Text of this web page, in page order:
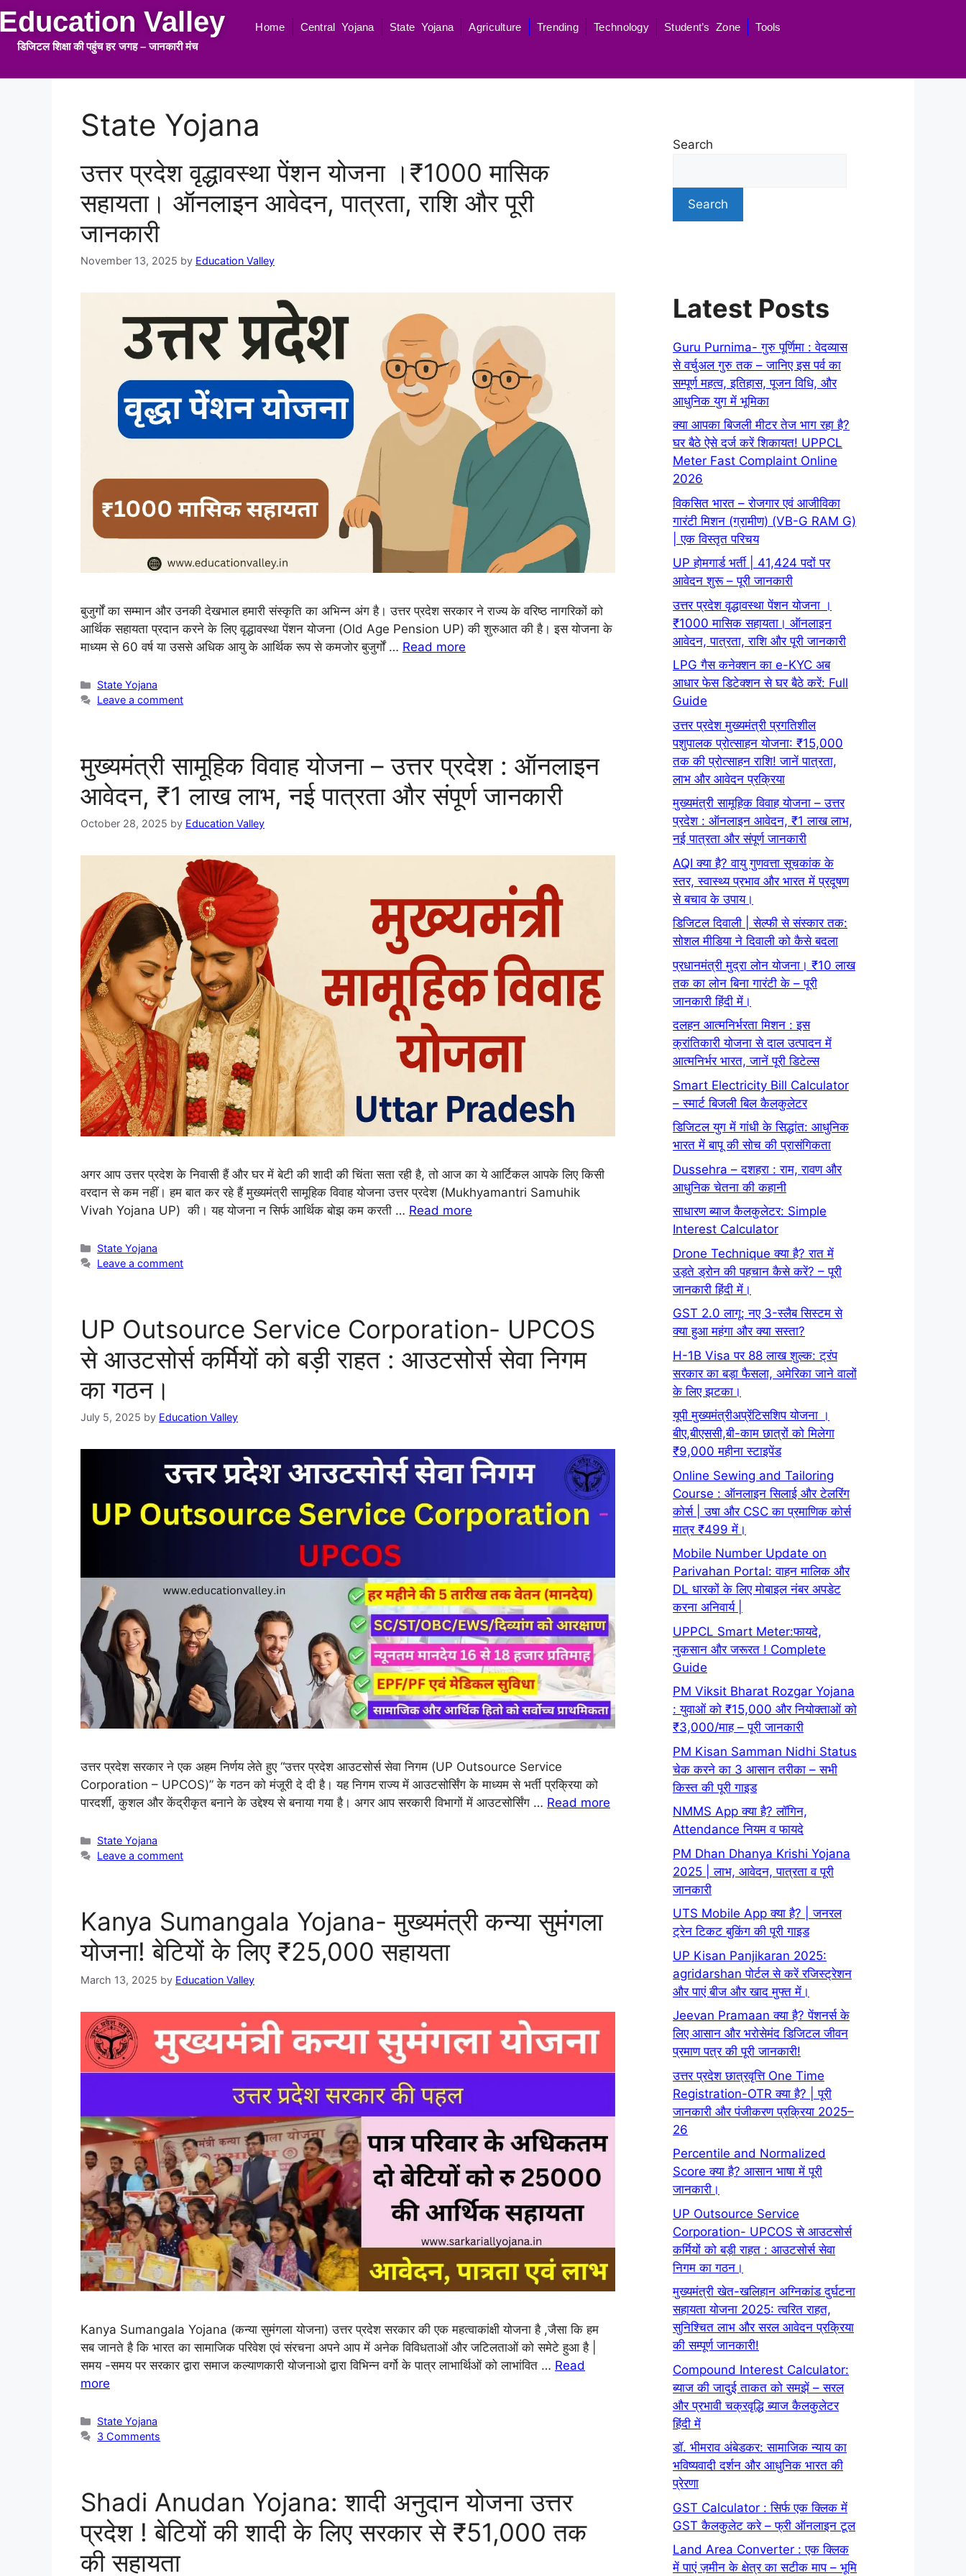
Valley
डिजिटल शिक्षा की पहुंच हर जगह–जानकारी मंच
Home Central Yojana State Yojana Agriculture Trending Technology Student’s Zone Tools
State Yojana
उत्तर प्रदेश वृद्धावस्था पेंशन योजना ।₹1000 मासिक
सहायता। ऑनलाइन आवेदन, पात्रता, राशि और पूरी
जानकारी
November 13, 2025 by Education Valley
बुजुर्गों का सम्मान और उनकी देखभाल हमारी संस्कृति का अभिन्न अंग है। उत्तर प्रदेश सरकार ने राज्य के वरिष्ठ नागरिकों को
आर्थिक सहायता प्रदान करने के लिए वृद्धावस्था पेंशन योजना (Old Age Pension UP) की शुरुआत की है। इस योजना के
माध्यम से 60 वर्ष या उससे अधिक आयु के आर्थिक रूप से कमजोर बुजुर्गों … Read more
State Yojana
Leave a comment
मुख्यमंत्री सामूहिक विवाह योजना – उत्तर प्रदेश : ऑनलाइन
आवेदन, ₹1 लाख लाभ, नई पात्रता और संपूर्ण जानकारी
October 28, 2025 by Education Valley
अगर आप उत्तर प्रदेश के निवासी हैं और घर में बेटी की शादी की चिंता सता रही है, तो आज का ये आर्टिकल आपके लिए किसी
वरदान से कम नहीं। हम बात कर रहे हैं मुख्यमंत्री सामूहिक विवाह योजना उत्तर प्रदेश (Mukhyamantri Samuhik
Vivah Yojana UP) की। यह योजना न सिर्फ आर्थिक बोझ कम करती … Read more
State Yojana
Leave a comment
UP Outsource Service Corporation- UPCOS
से आउटसोर्स कर्मियों को बड़ी राहत : आउटसोर्स सेवा निगम
का गठन।
July 5, 2025 by Education Valley
उत्तर प्रदेश सरकार ने एक अहम निर्णय लेते हुए “उत्तर प्रदेश आउटसोर्स सेवा निगम (UP Outsource Service
Corporation – UPCOS)” के गठन को मंजूरी दे दी है। यह निगम राज्य में आउटसोर्सिंग के माध्यम से भर्ती प्रक्रिया को
पारदर्शी, कुशल और केंद्रीकृत बनाने के उद्देश्य से बनाया गया है। अगर आप सरकारी विभागों में आउटसोर्सिंग … Read more
State Yojana
Leave a comment
Kanya Sumangala Yojana- मुख्यमंत्री कन्या सुमंगला
योजना! बेटियों के लिए ₹25,000 सहायता
March 13, 2025 by Education Valley
Kanya Sumangala Yojana (कन्या सुमंगला योजना) उत्तर प्रदेश सरकार की एक महत्वाकांक्षी योजना है ,जैसा कि हम
सब जानते है कि भारत का सामाजिक परिवेश एवं संरचना अपने आप में अनेक विविधताओं और जटिलताओं को समेटे हुआ है |
समय -समय पर सरकार द्वारा समाज कल्याणकारी योजनाओ द्वारा विभिन्न वर्गो के पात्र लाभार्थिओं को लाभांवित … Read
more
State Yojana
3 Comments
Shadi Anudan Yojana: शादी अनुदान योजना उत्तर
प्रदेश ! बेटियों की शादी के लिए सरकार से ₹51,000 तक
की सहायता
Search
Search
Latest Posts
Guru Purnima- गुरु पूर्णिमा : वेदव्यास
से वर्चुअल गुरु तक – जानिए इस पर्व का
सम्पूर्ण महत्व, इतिहास, पूजन विधि, और
आधुनिक युग में भूमिका
क्या आपका बिजली मीटर तेज भाग रहा है?
घर बैठे ऐसे दर्ज करें शिकायत! UPPCL
Meter Fast Complaint Online
2026
विकसित भारत – रोजगार एवं आजीविका
गारंटी मिशन (ग्रामीण) (VB-G RAM G)
| एक विस्तृत परिचय
UP होमगार्ड भर्ती | 41,424 पदों पर
आवेदन शुरू – पूरी जानकारी
उत्तर प्रदेश वृद्धावस्था पेंशन योजना ।
₹1000 मासिक सहायता। ऑनलाइन
आवेदन, पात्रता, राशि और पूरी जानकारी
LPG गैस कनेक्शन का e-KYC अब
आधार फेस डिटेक्शन से घर बैठे करें: Full
Guide
उत्तर प्रदेश मुख्यमंत्री प्रगतिशील
पशुपालक प्रोत्साहन योजना: ₹15,000
तक की प्रोत्साहन राशि! जानें पात्रता,
लाभ और आवेदन प्रक्रिया
मुख्यमंत्री सामूहिक विवाह योजना – उत्तर
प्रदेश : ऑनलाइन आवेदन, ₹1 लाख लाभ,
नई पात्रता और संपूर्ण जानकारी
AQI क्या है? वायु गुणवत्ता सूचकांक के
स्तर, स्वास्थ्य प्रभाव और भारत में प्रदूषण
से बचाव के उपाय।
डिजिटल दिवाली | सेल्फी से संस्कार तक:
सोशल मीडिया ने दिवाली को कैसे बदला
प्रधानमंत्री मुद्रा लोन योजना। ₹10 लाख
तक का लोन बिना गारंटी के – पूरी
जानकारी हिंदी में।
दलहन आत्मनिर्भरता मिशन : इस
क्रांतिकारी योजना से दाल उत्पादन में
आत्मनिर्भर भारत, जानें पूरी डिटेल्स
Smart Electricity Bill Calculator
– स्मार्ट बिजली बिल कैलकुलेटर
डिजिटल युग में गांधी के सिद्धांत: आधुनिक
भारत में बापू की सोच की प्रासंगिकता
Dussehra – दशहरा : राम, रावण और
आधुनिक चेतना की कहानी
साधारण ब्याज कैलकुलेटर: Simple
Interest Calculator
Drone Technique क्या है? रात में
उड़ते ड्रोन की पहचान कैसे करें? – पूरी
जानकारी हिंदी में।
GST 2.0 लागू: नए 3-स्लैब सिस्टम से
क्या हुआ महंगा और क्या सस्ता?
H-1B Visa पर 88 लाख शुल्क: ट्रंप
सरकार का बड़ा फैसला, अमेरिका जाने वालों
के लिए झटका।
यूपी मुख्यमंत्रीअप्रेंटिसशिप योजना ।
बीए,बीएससी,बी-काम छात्रों को मिलेगा
₹9,000 महीना स्टाइपेंड
Online Sewing and Tailoring
Course : ऑनलाइन सिलाई और टेलरिंग
कोर्स | उषा और CSC का प्रमाणिक कोर्स
मात्र ₹499 में।
Mobile Number Update on
Parivahan Portal: वाहन मालिक और
DL धारकों के लिए मोबाइल नंबर अपडेट
करना अनिवार्य |
UPPCL Smart Meter:फायदे,
नुकसान और जरूरत ! Complete
Guide
PM Viksit Bharat Rozgar Yojana
: युवाओं को ₹15,000 और नियोक्ताओं को
₹3,000/माह – पूरी जानकारी
PM Kisan Samman Nidhi Status
चेक करने का 3 आसान तरीका – सभी
किस्त की पूरी गाइड
NMMS App क्या है? लॉगिन,
Attendance नियम व फायदे
PM Dhan Dhanya Krishi Yojana
2025 | लाभ, आवेदन, पात्रता व पूरी
जानकारी
UTS Mobile App क्या है? | जनरल
ट्रेन टिकट बुकिंग की पूरी गाइड
UP Kisan Panjikaran 2025:
agridarshan पोर्टल से करें रजिस्ट्रेशन
और पाएं बीज और खाद मुफ्त में।
Jeevan Pramaan क्या है? पेंशनर्स के
लिए आसान और भरोसेमंद डिजिटल जीवन
प्रमाण पत्र की पूरी जानकारी!
उत्तर प्रदेश छात्रवृत्ति One Time
Registration-OTR क्या है? | पूरी
जानकारी और पंजीकरण प्रक्रिया 2025–
26
Percentile and Normalized
Score क्या है? आसान भाषा में पूरी
जानकारी।
UP Outsource Service
Corporation- UPCOS से आउटसोर्स
कर्मियों को बड़ी राहत : आउटसोर्स सेवा
निगम का गठन।
मुख्यमंत्री खेत-खलिहान अग्निकांड दुर्घटना
सहायता योजना 2025: त्वरित राहत,
सुनिश्चित लाभ और सरल आवेदन प्रक्रिया
की सम्पूर्ण जानकारी!
Compound Interest Calculator:
ब्याज की जादुई ताकत को समझें – सरल
और प्रभावी चक्रवृद्धि ब्याज कैलकुलेटर
हिंदी में
डॉ. भीमराव अंबेडकर: सामाजिक न्याय का
भविष्यवादी दर्शन और आधुनिक भारत की
प्रेरणा
GST Calculator : सिर्फ एक क्लिक में
GST कैलकुलेट करे – फ्री ऑनलाइन टूल
Land Area Converter : एक क्लिक
में पाएं ज़मीन के क्षेत्र का सटीक माप – भूमि